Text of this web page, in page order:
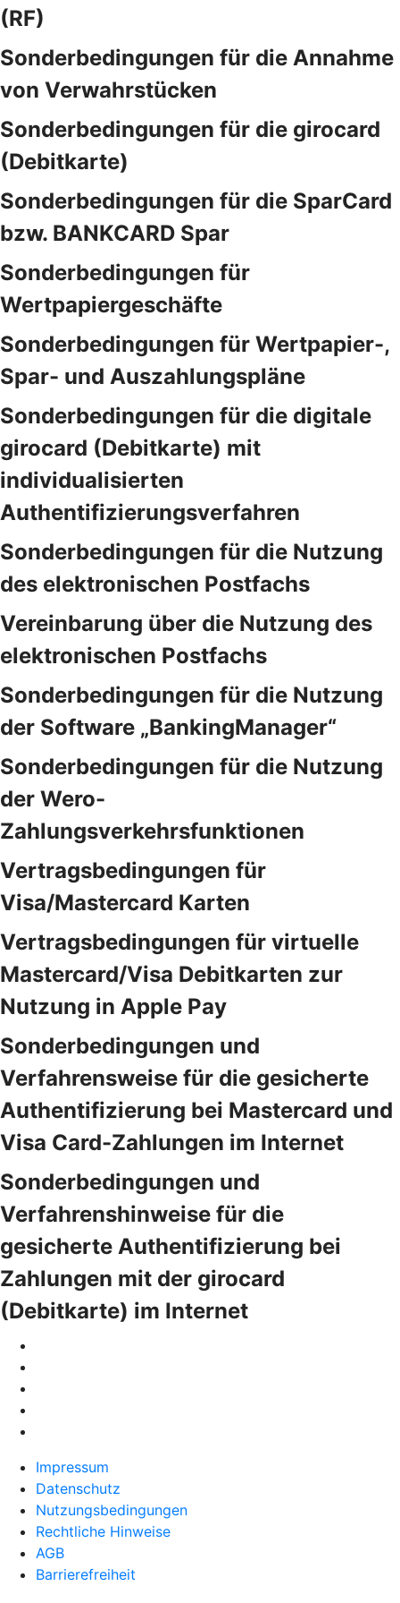
(RF)
Sonderbedingungen für die Annahme
von Verwahrstücken
Sonderbedingungen für die girocard
(Debitkarte)
Sonderbedingungen für die SparCard
bzw. BANKCARD Spar
Sonderbedingungen für
Wertpapiergeschäfte
Sonderbedingungen für Wertpapier-,
Spar- und Auszahlungspläne
Sonderbedingungen für die digitale
girocard (Debitkarte) mit
individualisierten
Authentifizierungsverfahren
Sonderbedingungen für die Nutzung
des elektronischen Postfachs
Vereinbarung über die Nutzung des
elektronischen Postfachs
Sonderbedingungen für die Nutzung
der Software „BankingManager“
Sonderbedingungen für die Nutzung
der Wero-
Zahlungsverkehrsfunktionen
Vertragsbedingungen für
Visa/Mastercard Karten
Vertragsbedingungen für virtuelle
Mastercard/Visa Debitkarten zur
Nutzung in Apple Pay
Sonderbedingungen und
Verfahrensweise für die gesicherte
Authentifizierung bei Mastercard und
Visa Card-Zahlungen im Internet
Sonderbedingungen und
Verfahrenshinweise für die
gesicherte Authentifizierung bei
Zahlungen mit der girocard
(Debitkarte) im Internet
Impressum
Datenschutz
Nutzungsbedingungen
Rechtliche Hinweise
AGB
Barrierefreiheit